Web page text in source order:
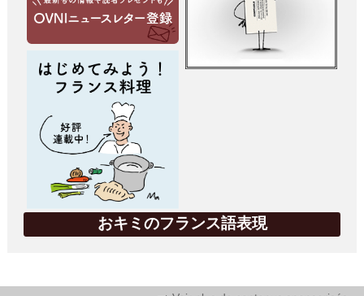
おキミのフランス語表現